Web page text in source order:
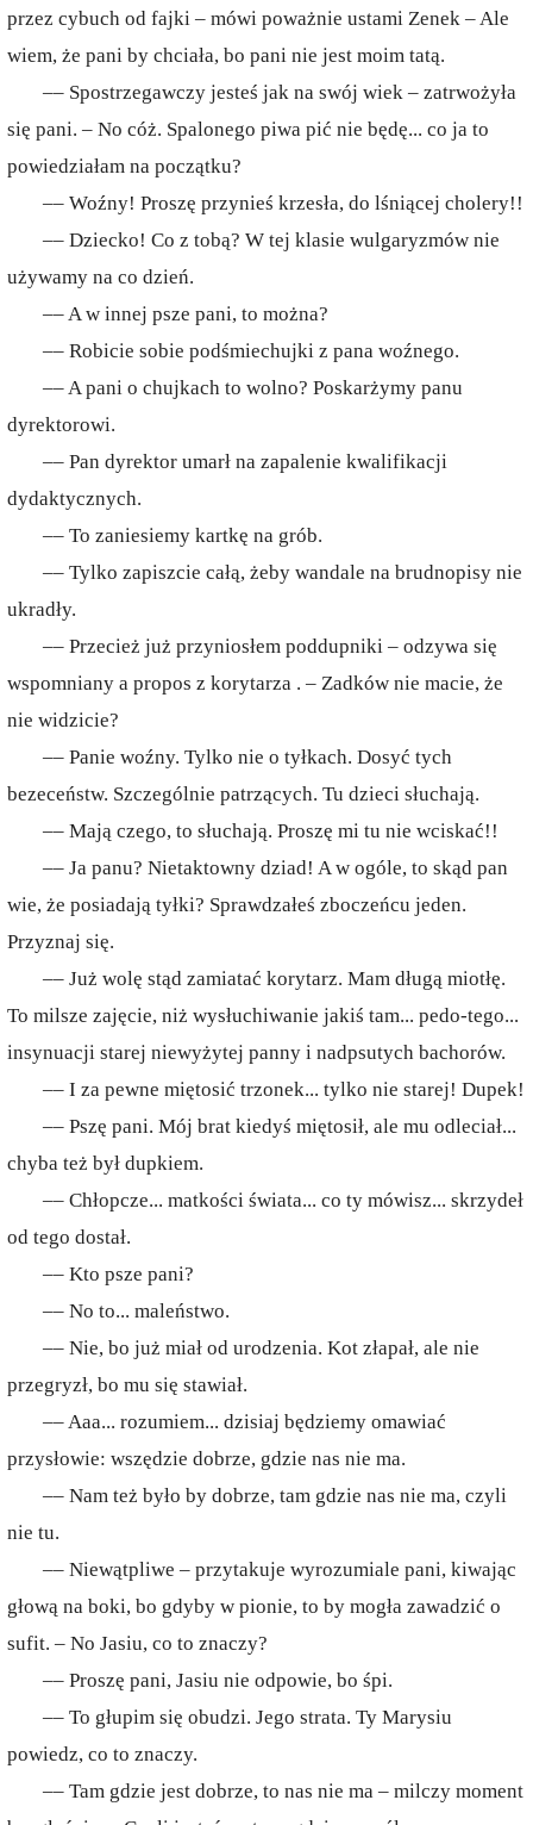
przez cybuch od fajki – mówi poważnie ustami Zenek – Ale
wiem, że pani by chciała, bo pani nie jest moim tatą.
–– Spostrzegawczy jesteś jak na swój wiek – zatrwożyła
się pani. – No cóż. Spalonego piwa pić nie będę... co ja to
powiedziałam na początku?
–– Woźny! Proszę przynieś krzesła, do lśniącej cholery!!
–– Dziecko! Co z tobą? W tej klasie wulgaryzmów nie
używamy na co dzień.
–– A w innej psze pani, to można?
–– Robicie sobie podśmiechujki z pana woźnego.
–– A pani o chujkach to wolno? Poskarżymy panu
dyrektorowi.
–– Pan dyrektor umarł na zapalenie kwalifikacji
dydaktycznych.
–– To zaniesiemy kartkę na grób.
–– Tylko zapiszcie całą, żeby wandale na brudnopisy nie
ukradły.
–– Przecież już przyniosłem poddupniki – odzywa się
wspomniany a propos z korytarza . – Zadków nie macie, że
nie widzicie?
–– Panie woźny. Tylko nie o tyłkach. Dosyć tych
bezeceństw. Szczególnie patrzących. Tu dzieci słuchają.
–– Mają czego, to słuchają. Proszę mi tu nie wciskać!!
–– Ja panu? Nietaktowny dziad! A w ogóle, to skąd pan
wie, że posiadają tyłki? Sprawdzałeś zboczeńcu jeden.
Przyznaj się.
–– Już wolę stąd zamiatać korytarz. Mam długą miotłę.
To milsze zajęcie, niż wysłuchiwanie jakiś tam... pedo-tego...
insynuacji starej niewyżytej panny i nadpsutych bachorów.
–– I za pewne miętosić trzonek... tylko nie starej! Dupek!
–– Pszę pani. Mój brat kiedyś miętosił, ale mu odleciał...
chyba też był dupkiem.
–– Chłopcze... matkości świata... co ty mówisz... skrzydeł
od tego dostał.
–– Kto psze pani?
–– No to... maleństwo.
–– Nie, bo już miał od urodzenia. Kot złapał, ale nie
przegryzł, bo mu się stawiał.
–– Aaa... rozumiem... dzisiaj będziemy omawiać
przysłowie: wszędzie dobrze, gdzie nas nie ma.
–– Nam też było by dobrze, tam gdzie nas nie ma, czyli
nie tu.
–– Niewątpliwe – przytakuje wyrozumiale pani, kiwając
głową na boki, bo gdyby w pionie, to by mogła zawadzić o
sufit. – No Jasiu, co to znaczy?
–– Proszę pani, Jasiu nie odpowie, bo śpi.
–– To głupim się obudzi. Jego strata. Ty Marysiu
powiedz, co to znaczy.
–– Tam gdzie jest dobrze, to nas nie ma – milczy moment